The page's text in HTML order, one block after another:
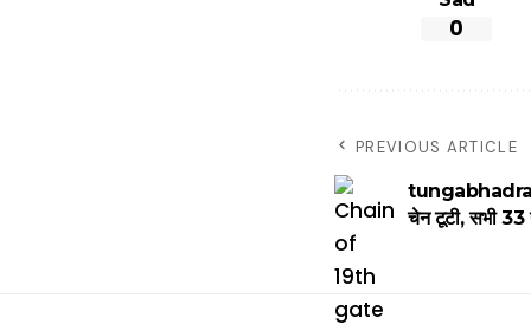
0
PREVIOUS ARTICLE
tungabhadra
चेन टूटी, सभी 33